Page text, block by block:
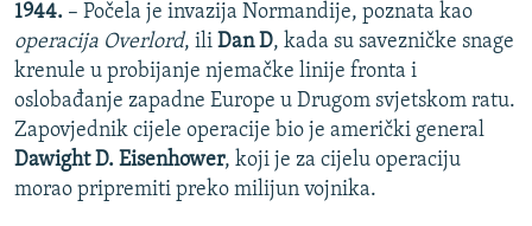
TRI DECENIJE OD RATA U BIH
SVE KARTE DEJTONA
NASTANAK I RASPAD JUGOSLAVIJE
1944. – Počela je invazija Normandije, poznata kao
operacija Overlord, ili Dan D, kada su savezničke snage
krenule u probijanje njemačke linije fronta i
oslobađanje zapadne Europe u Drugom svjetskom ratu.
Zapovjednik cijele operacije bio je američki general
Dawight D. Eisenhower, koji je za cijelu operaciju
morao pripremiti preko milijun vojnika.